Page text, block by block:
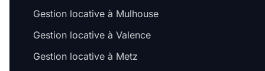
Gestion locative à Mulhouse
Gestion locative à Valence
Gestion locative à Metz